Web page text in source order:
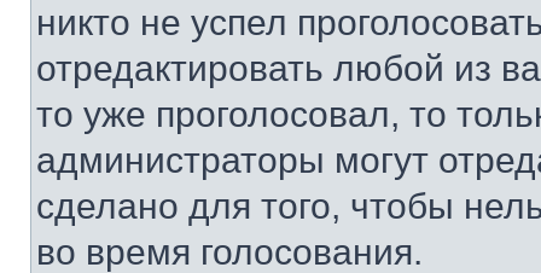
никто не успел
отредактировать любой из
то уже проголосовал, то
администраторы могут
сделано для того, чтобы
во время голосования.